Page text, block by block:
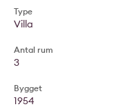
Type
Villa
Antal rum
3
Bygget
1954